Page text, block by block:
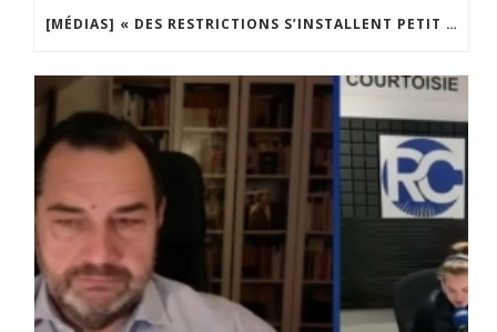
[MÉDIAS] « DES RESTRICTIONS S’INSTALLENT PETIT À PETIT DANS NOTRE PAYS » ENTRETIEN AVEC BOULEVARD VOLTAIRE